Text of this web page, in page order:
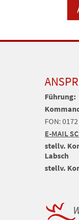
Führung:
FON:
E-MAIL
stellv.
Labsch
stellv.